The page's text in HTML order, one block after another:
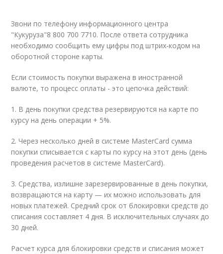
Звони по телефону информационного центра
"Кукуруза"8 800 700 7710. После ответа сотрудника
необходимо сообщить ему цифры под штрих-кодом на
оборотной стороне карты.
Если стоимость покупки выражена в иностранной
валюте, то процесс оплаты - это цепочка действий:
1. В день покупки средства резервируются на карте по
курсу на день операции + 5%.
2. Через несколько дней в системе MasterCard сумма
покупки списывается с карты по курсу на этот день (день
проведения расчетов в системе MasterCard).
3. Средства, излишне зарезервированные в день покупки,
возвращаются на карту — их можно использовать для
новых платежей. Средний срок от блокировки средств до
списания составляет 4 дня. В исключительных случаях до
30 дней.
Расчет курса для блокировки средств и списания может